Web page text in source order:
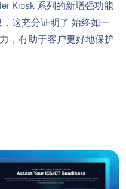
Kiosk 系列的新增强功能
，这充分证明了 始终如一
，有助于客户更好地保护